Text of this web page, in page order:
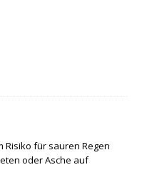
Risiko für sauren Regen
oder Asche auf